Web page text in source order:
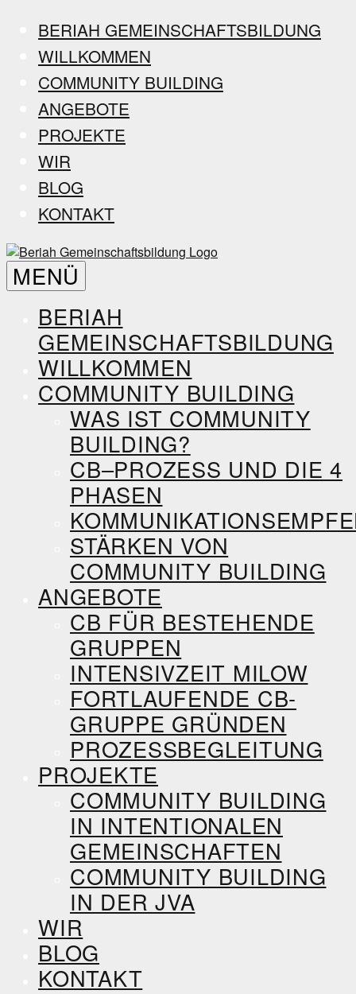
springen
BERIAH GEMEINSCHAFTSBILDUNG
WILLKOMMEN
COMMUNITY BUILDING
ANGEBOTE
PROJEKTE
WIR
BLOG
KONTAKT
Beriah
Gemeinschaftsbildung
MENÜ
BERIAH
GEMEINSCHAFTSBILDUNG
WILLKOMMEN
COMMUNITY BUILDING
WAS IST COMMUNITY
BUILDING?
CB–PROZESS UND DIE 4
PHASEN
STÄRKEN VON
COMMUNITY BUILDING
ANGEBOTE
CB FÜR BESTEHENDE
GRUPPEN
INTENSIVZEIT MILOW
FORTLAUFENDE CB-
GRUPPE GRÜNDEN
PROZESSBEGLEITUNG
PROJEKTE
COMMUNITY BUILDING
IN INTENTIONALEN
GEMEINSCHAFTEN
COMMUNITY BUILDING
IN DER JVA
WIR
BLOG
KONTAKT